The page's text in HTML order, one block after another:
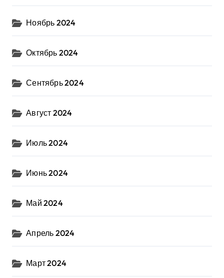
Ноябрь 2024
Октябрь 2024
Сентябрь 2024
Август 2024
Июль 2024
Июнь 2024
Май 2024
Апрель 2024
Март 2024